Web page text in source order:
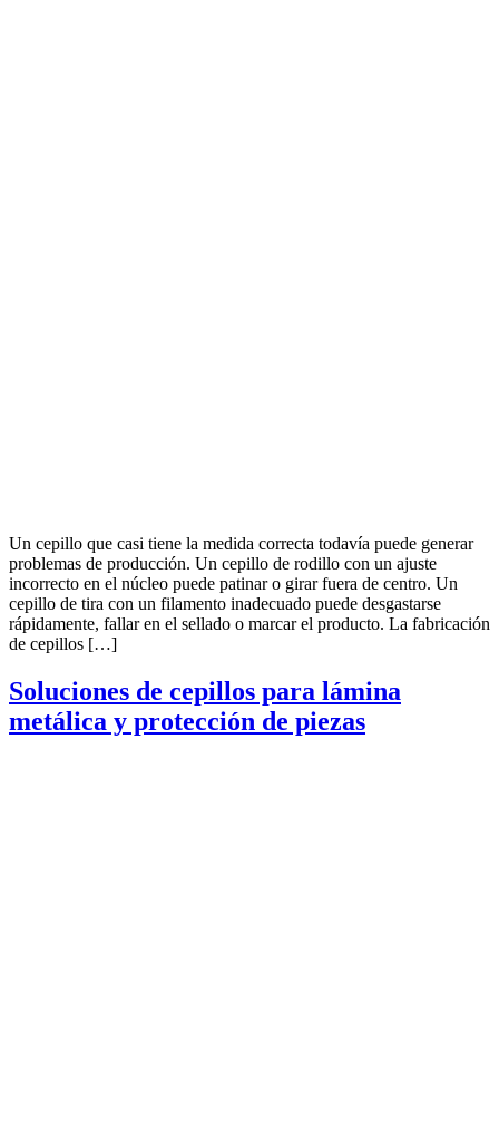
Un cepillo que casi tiene la medida correcta todavía puede generar
problemas de producción. Un cepillo de rodillo con un ajuste
incorrecto en el núcleo puede patinar o girar fuera de centro. Un
cepillo de tira con un filamento inadecuado puede desgastarse
rápidamente, fallar en el sellado o marcar el producto. La fabricación
de cepillos […]
Soluciones de cepillos para lámina
metálica y protección de piezas